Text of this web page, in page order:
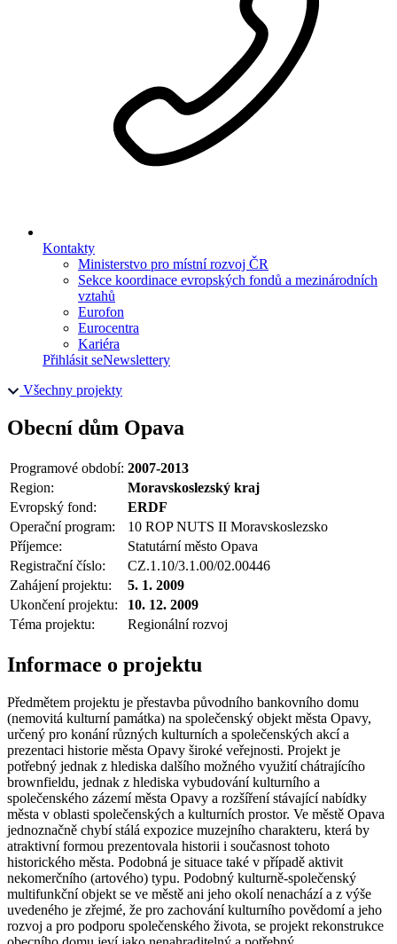
Kontakty
Ministerstvo pro místní rozvoj ČR
Sekce koordinace evropských fondů a mezinárodních
vztahů
Eurofon
Eurocentra
Kariéra
Přihlásit seNewslettery
Všechny projekty
Obecní dům Opava
Programové období: 2007-2013
Region:
Moravskoslezský kraj
Evropský fond:
ERDF
Operační program:
10 ROP NUTS II Moravskoslezsko
Příjemce:
Statutární město Opava
Registrační číslo:
CZ.1.10/3.1.00/02.00446
Zahájení projektu:
5. 1. 2009
Ukončení projektu:
10. 12. 2009
Téma projektu:
Regionální rozvoj
Informace o projektu
Předmětem projektu je přestavba původního bankovního domu
(nemovitá kulturní památka) na společenský objekt města Opavy,
určený pro konání různých kulturních a společenských akcí a
prezentaci historie města Opavy široké veřejnosti. Projekt je
potřebný jednak z hlediska dalšího možného využití chátrajícího
brownfieldu, jednak z hlediska vybudování kulturního a
společenského zázemí města Opavy a rozšíření stávající nabídky
města v oblasti společenských a kulturních prostor. Ve městě Opava
jednoznačně chybí stálá expozice muzejního charakteru, která by
atraktivní formou prezentovala historii i současnost tohoto
historického města. Podobná je situace také v případě aktivit
nekomerčního (artového) typu. Podobný kulturně-společenský
multifunkční objekt se ve městě ani jeho okolí nenachází a z výše
uvedeného je zřejmé, že pro zachování kulturního povědomí a jeho
rozvoj a pro podporu společenského života, se projekt rekonstrukce